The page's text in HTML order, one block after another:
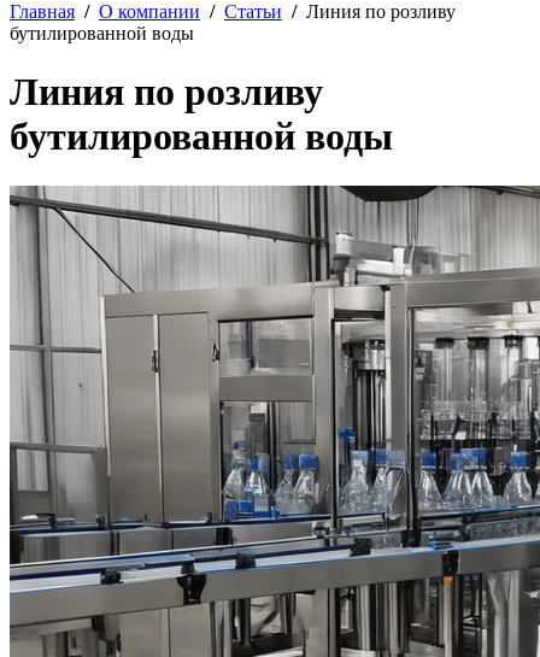
Главная / О компании / Статьи / Линия по розливу
бутилированной воды
Линия по розливу
бутилированной воды